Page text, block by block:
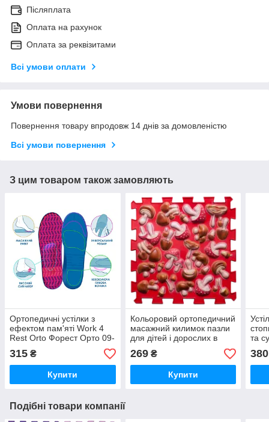
Післяплата
Оплата на рахунок
Оплата за реквізитами
Всі умови оплати
Умови повернення
Повернення товару впродовж 14 днів за домовленістю
Всі умови повернення
З цим товаром також замовляють
Ортопедичні устілки з
ефектом пам'яті Work 4
Rest Orto Форест Орто 09-
184
315 ₴
Купити
Кольоровий ортопедичний
масажний килимок пазли
для дітей і дорослих в
садочок групи раннього
розвитку додому Ортек
Ortek
269₴
Купити
та
380
Подібні товари компанії